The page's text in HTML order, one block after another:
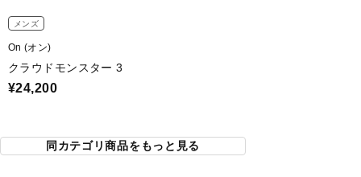
メンズ
On (オン)
クラウドモンスター 3
¥24,200
同カテゴリ商品をもっと見る